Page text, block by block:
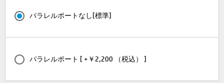
パラレルポートなし[標準]
パラレルポート [ +￥2,200 （税込） ]